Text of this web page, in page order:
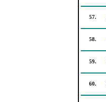
57.
58.
59.
60.